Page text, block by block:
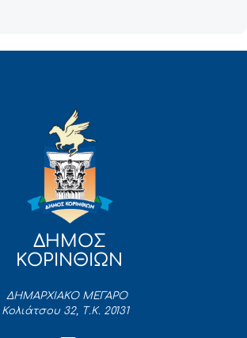
ΔΗΜΟΣ
ΚΟΡΙΝΘΙΩΝ
ΔΗΜΑΡΧΙΑΚΟ ΜΕΓΑΡΟ
Κολιάτσου 32, Τ.Κ. 20131